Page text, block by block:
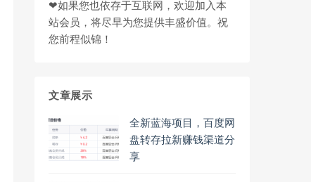
❤如果您也依存于互联网，欢迎加入本
站会员，将尽早为您提供丰盛价值。祝
您前程似锦！
文章展示
全新蓝海项目，百度网
盘转存拉新赚钱渠道分
享